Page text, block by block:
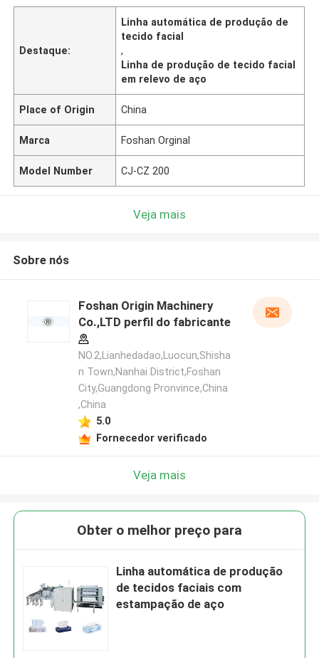
Destaque:
Linha automática de produção de
tecido facial
,
Linha de produção de tecido facial
em relevo de aço
Place of Origin China
Marca Foshan Orginal
Model Number CJ-CZ 200
Veja mais
Sobre nós
Foshan Origin Machinery
Co.,LTD perfil do fabricante
NO.2,Lianhedadao,Luocun,Shisha
n Town,Nanhai District,Foshan
City,Guangdong Pronvince,China
,China
5.0
Fornecedor verificado
Veja mais
Obter o melhor preço para
Linha automática de produção
de tecidos faciais com
estampação de aço